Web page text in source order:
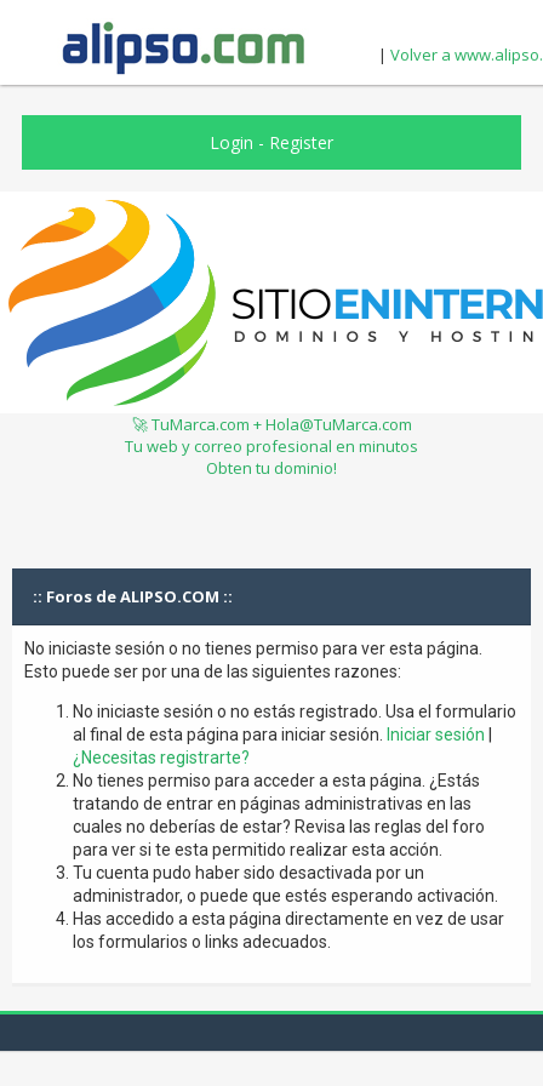
| Volver a
Login - Register
🚀 TuMarca.com + Hola@TuMarca.com
Tu web y correo profesional en minutos
Obten tu dominio!
:: Foros de ALIPSO.COM ::
No iniciaste sesión o no tienes permiso para ver esta página.
Esto puede ser por una de las siguientes razones:
No iniciaste sesión o no estás registrado. Usa el formulario
al final de esta página para iniciar sesión.
Iniciar sesión
¿Necesitas registrarte?
No tienes permiso para acceder a esta página. ¿Estás
tratando de entrar en páginas administrativas en las
cuales no deberías de estar? Revisa las reglas del foro
para ver si te esta permitido realizar esta acción.
Tu cuenta pudo haber sido desactivada por un
administrador, o puede que estés esperando activación.
Has accedido a esta página directamente en vez de usar
los formularios o links adecuados.